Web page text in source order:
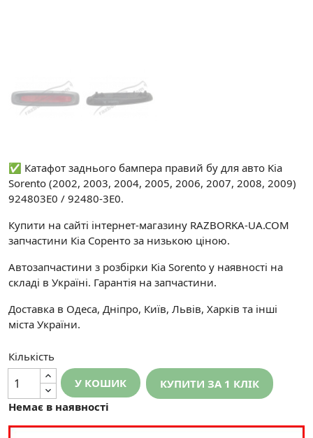
✅ Катафот заднього бампера правий бу для авто Kia
Sorento (2002, 2003, 2004, 2005, 2006, 2007, 2008, 2009)
924803E0 / 92480-3E0.
Купити на сайті інтернет-магазину RAZBORKA-UA.COM
запчастини Кіа Соренто за низькою ціною.
Автозапчастини з розбірки Kia Sorento у наявності на
складі в Україні. Гарантія на запчастини.
Доставка в Одеса, Дніпро, Київ, Львів, Харків та інші
міста України.
Кількість
У КОШИК
КУПИТИ ЗА 1 КЛIК
Немає в наявності